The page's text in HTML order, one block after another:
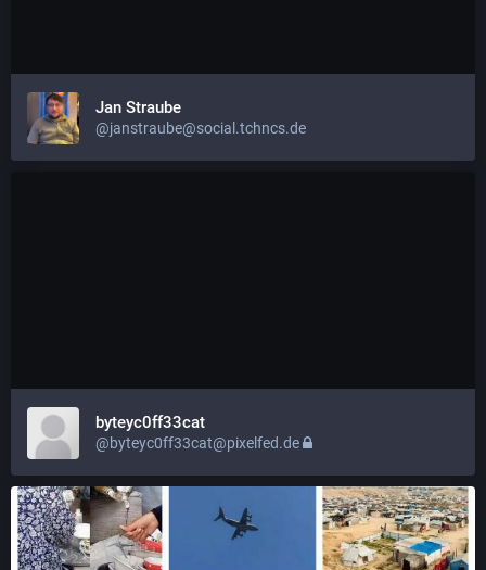
Jan Straube
@janstraube@social.tchncs.de
byteyc0ff33cat
@byteyc0ff33cat@pixelfed.de